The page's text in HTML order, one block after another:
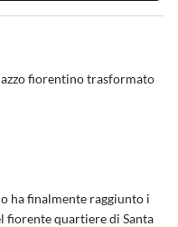
fiorentino trasformato
ha finalmente raggiunto i
quartiere di Santa